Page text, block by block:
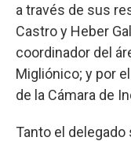
a través de sus
Castro y Heber
coordinador del
Migliónico; y por
de la Cámara de
Tanto el